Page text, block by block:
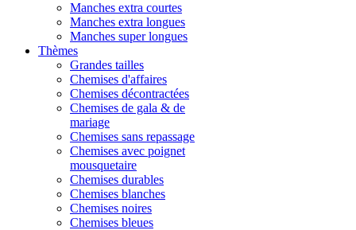
Manches extra courtes
Manches extra longues
Manches super longues
Thèmes
Grandes tailles
Chemises d'affaires
Chemises décontractées
Chemises de gala & de
mariage
Chemises sans repassage
Chemises avec poignet
mousquetaire
Chemises durables
Chemises blanches
Chemises noires
Chemises bleues